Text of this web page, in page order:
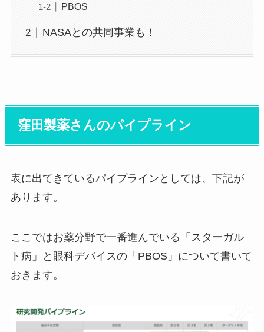
PBOS
NASAとの共同事業も！
窪田製薬さんのパイプライン
表に出てきているパイプラインとしては、下記が
あります。
ここではお薬分野で一番進んでいる「スターガル
ト病」と眼科デバイスの「PBOS」について書いて
おきます。